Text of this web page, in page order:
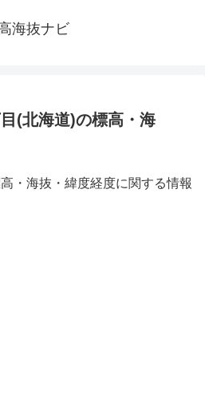
海抜ナビ
(北海道)の標高・海
・海抜・緯度経度に関する情報